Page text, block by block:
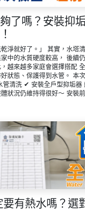
了嗎？安裝抑
淨就好了。」 其實，水塔
中的水質硬度較高， 後續
越來越多家庭會選擇搭配
狀態、保護得到水管。 本
清洗 ✔ 安裝全戶型抑垢器
狀況仍維持得很好～ 安裝
要有熱水嗎？選